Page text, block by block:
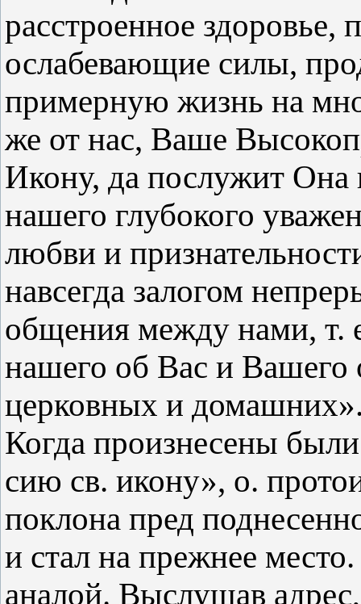
расстроенное
ослабевающие силы,
примерную жизнь на
же от нас, Ваше
Икону, да послужит
нашего глубокого
любви и
навсегда залогом
общения между нами, т.
нашего об Вас и Вашего
церковных и
Когда произнесены
сию св. икону», о.
поклона пред
и стал на прежнее
аналой. Выслушав